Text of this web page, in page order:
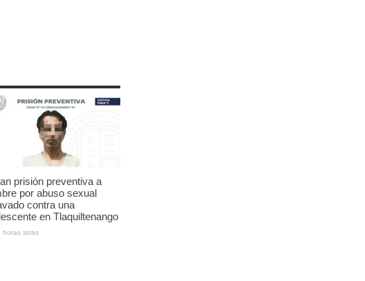
prisión preventiva a
por abuso sexual
contra una
en Tlaquiltenango
horas atras